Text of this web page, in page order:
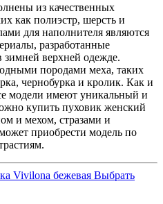
из качественных
как полиэстр, шерсть и
для наполнителя являются
разработанные
зимней верхней одежде.
породами меха, таких
чернобурка и кролик. Как и
модели имеют уникальный и
купить пуховик женский
и мехом, стразами и
приобрести модель по
Выбрать